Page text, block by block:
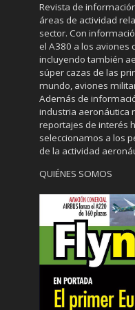
Revista de
áreas de actividad
sector. Con
el A380 a los aviones
incluyendo también
súper cazas de las
mundo, aviones
Además de
industria aeronáutica
reportajes de interés
seleccionamos a los
de la actividad
QUIÉNES SOMOS